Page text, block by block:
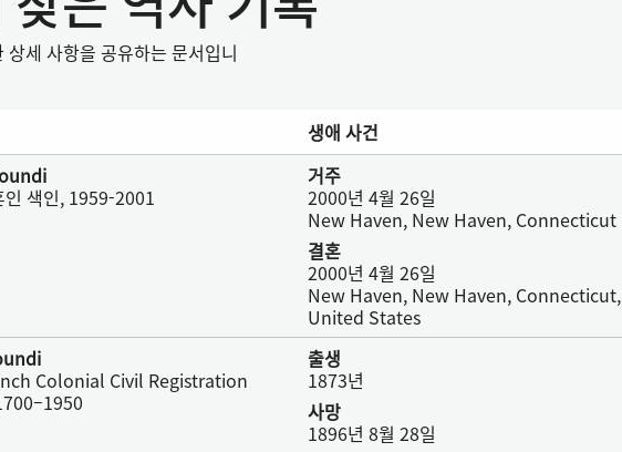
은 역사 기록
세 사항을 공유하는 문서입니
생애 사건
인 색인, 1959-2001
거주
2000년 4월 26일
New Haven, New Haven, Connecticut
결혼
2000년 4월 26일
New Haven, New Haven, Connecticut,
United States
Colonial Civil Registration
출생
1873년
사망
1896년 8월 28일